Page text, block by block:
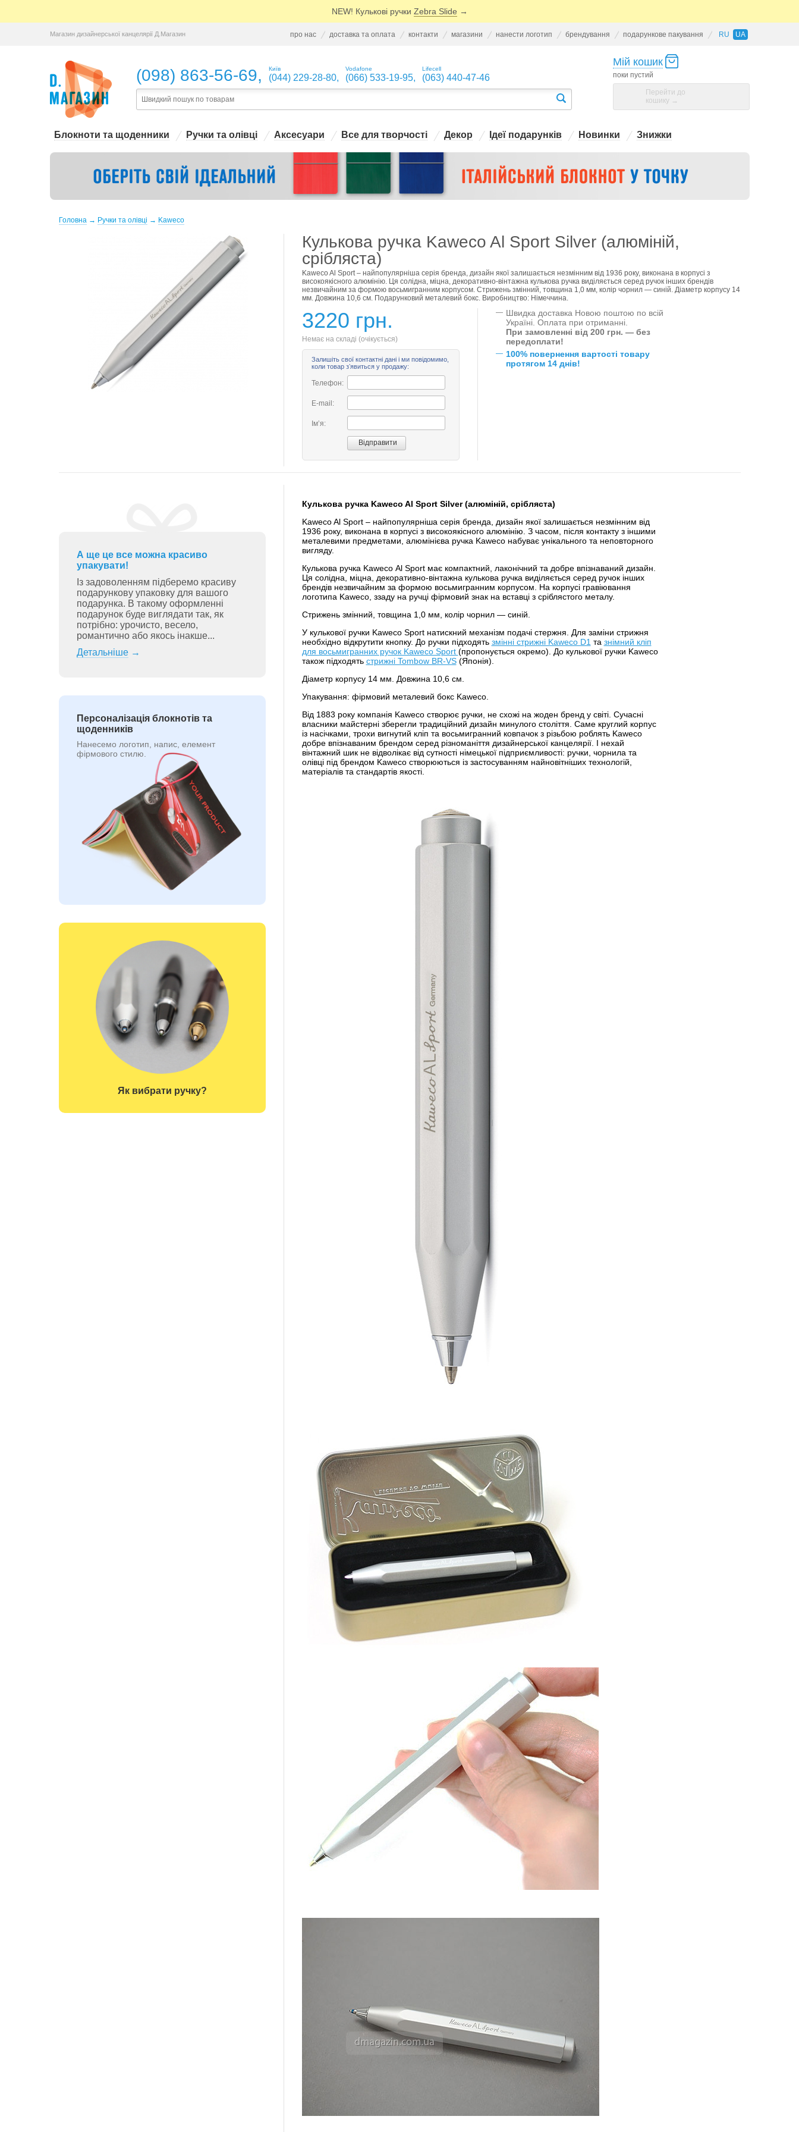
NEW! Кулькові ручки Zebra Slide →
Магазин дизайнерської канцелярії Д.Магазин про нас доставка та оплата контакти магазини нанести логотип брендування подарункове пакування RU UA
(098) 863-56-69, Київ
(044) 229-28-80,
Vodafone
(066) 533-19-95,
Lifecell
(063) 440-47-46
Мій кошик
поки пустий
Перейти до
кошику →
Блокноти та щоденники Ручки та олівці Аксесуари Все для творчості Декор Ідеї подарунків Новинки Знижки
Головна → Ручки та олівці → Kaweco
Кулькова ручка Kaweco Al Sport Silver (алюміній,
срібляста)
Kaweco Al Sport – найпопулярніша серія бренда, дизайн якої залишається незмінним від 1936 року, виконана в корпусі з
високоякісного алюмінію. Ця солідна, міцна, декоративно-вінтажна кулькова ручка виділяється серед ручок інших брендів
незвичайним за формою восьмигранним корпусом. Стрижень змінний, товщина 1,0 мм, колір чорнил — синій. Діаметр корпусу 14
мм. Довжина 10,6 см. Подарунковий металевий бокс. Виробництво: Німеччина.
3220 грн.
Немає на складі (очікується)
Залишіть свої контактні дані і ми повідомимо,
коли товар зʼявиться у продажу:
Телефон:
E-mail:
Імʼя:
— Швидка доставка Новою поштою по всій
Україні. Оплата при отриманні.
При замовленні від 200 грн. — без
передоплати!
— 100% повернення вартості товару
протягом 14 днів!
А ще це все можна красиво
упакувати!
Із задоволенням підберемо красиву
подарункову упаковку для вашого
подарунка. В такому оформленні
подарунок буде виглядати так, як
потрібно: урочисто, весело,
романтично або якось інакше...
Детальніше→
Персоналізація блокнотів та
щоденників
Нанесемо логотип, напис, елемент
фірмового стилю.
Як вибрати ручку?
Кулькова ручка Kaweco Al Sport Silver (алюміній, срібляста)
Kaweco Al Sport – найпопулярніша серія бренда, дизайн якої залишається незмінним від
1936 року, виконана в корпусі з високоякісного алюмінію. З часом, після контакту з іншими
металевими предметами, алюмінієва ручка Kaweco набуває унікального та неповторного
вигляду.
Кулькова ручка Kaweco Al Sport має компактний, лаконічний та добре впізнаваний дизайн.
Ця солідна, міцна, декоративно-вінтажна кулькова ручка виділяється серед ручок інших
брендів незвичайним за формою восьмигранним корпусом. На корпусі гравіювання
логотипа Kaweco, ззаду на ручці фірмовий знак на вставці з сріблястого металу.
Стрижень змінний, товщина 1,0 мм, колір чорнил — синій.
У кулькової ручки Kaweco Sport натискний механізм подачі стержня. Для заміни стрижня
необхідно відкрутити кнопку. До ручки підходять змінні стрижні Kaweco D1 та знімний кліп
для восьмигранних ручок Kaweco Sport (пропонується окремо). До кулькової ручки Kaweco
також підходять стрижні Tombow BR-VS(Японія).
Діаметр корпусу 14 мм. Довжина 10,6 см.
Упакування: фірмовий металевий бокс Kaweco.
Від 1883 року компанія Kaweco створює ручки, не схожі на жоден бренд у світі. Сучасні
власники майстерні зберегли традиційний дизайн минулого століття. Саме круглий корпус
із насічками, трохи вигнутий кліп та восьмигранний ковпачок з різьбою роблять Kaweco
добре впізнаваним брендом серед різноманіття дизайнерської канцелярії. І нехай
вінтажний шик не відволікає від сутності німецької підприємливості: ручки, чорнила та
олівці під брендом Kaweco створюються із застосуванням найновітніших технологій,
матеріалів та стандартів якості.